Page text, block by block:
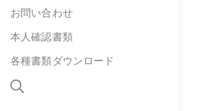
お問い合わせ
本人確認書類
各種書類ダウンロード